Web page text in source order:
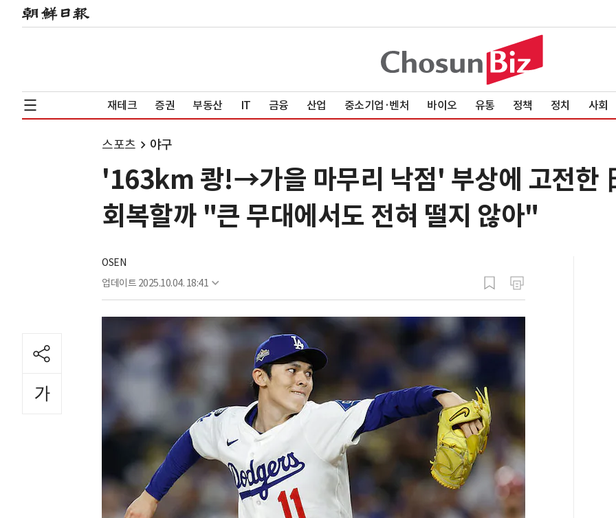
재테크 증권 부동산 IT 금융 산업 중소기업·벤처 바이오 유통 정책 정치 사회
스포츠 야구
'163km 쾅!→가을 마무리 낙점' 부상에 고전한
회복할까 "큰 무대에서도 전혀 떨지 않아"
OSEN
업데이트 2025.10.04. 18:41